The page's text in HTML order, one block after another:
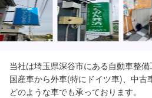
当社は埼玉県深谷市にある自動車整備
国産車から外車(特にドイツ車)、中古
どのような車でも承っております。